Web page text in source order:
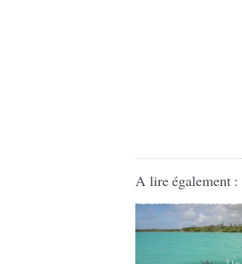
A lire également :